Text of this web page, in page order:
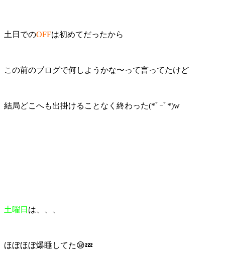
土日でのOFFは初めてだったから
この前のブログで何しようかな〜って言ってたけど
結局どこへも出掛けることなく終わった(*ﾟｰﾟ*)w
土曜日 は、、、
ほぼほぼ爆睡してた😪💤